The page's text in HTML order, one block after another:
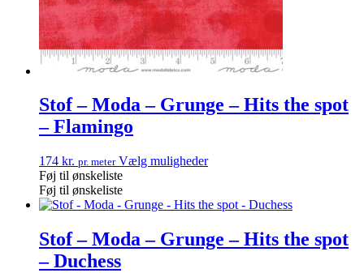
Stof – Moda – Grunge – Hits the spot
– Flamingo
174 kr. pr. meter Vælg muligheder
Føj til ønskeliste
Føj til ønskeliste
Stof – Moda – Grunge – Hits the spot
– Duchess